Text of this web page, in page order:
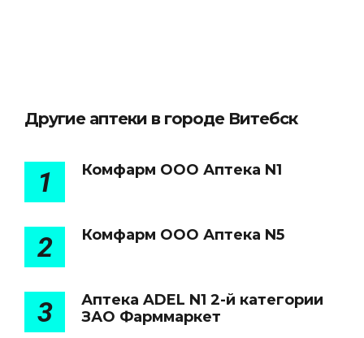
Другие аптеки в городе Витебск
1 Комфарм ООО Аптека N1
2 Комфарм ООО Аптека N5
3
Аптека ADEL N1 2-й категории
ЗАО Фарммаркет